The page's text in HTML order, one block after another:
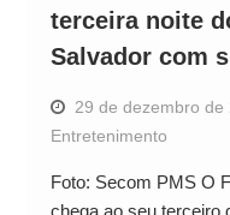
terceira noite
Salvador com
29 de dezembro de
Entretenimento
Foto: Secom PMS O